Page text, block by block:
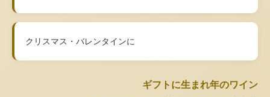
クリスマス・バレンタインに
ギフトに生まれ年のワイン